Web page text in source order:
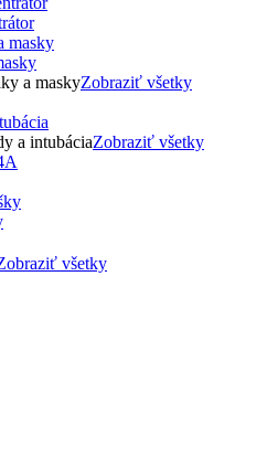
a maskyZobraziť všetky
a intubáciaZobraziť všetky
všetky